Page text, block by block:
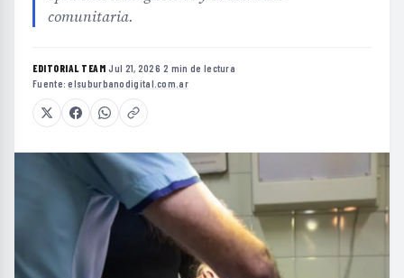
comunitaria.
EDITORIAL TEAM·Jul 21, 2026·2 min de lectura·
Fuente:elsuburbanodigital.com.ar